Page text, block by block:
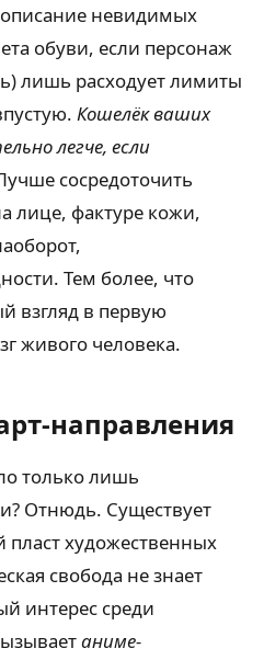
невидимых
обуви, если персонаж
лишь расходует лимиты
Кошелёк ваших
легче, если
сосредоточить
лице, фактуре кожи,
Тем более, что
взгляд в первую
живого человека.
направления
только лишь
Отнюдь. Существует
пласт художественных
свобода не знает
интерес среди
аниме-